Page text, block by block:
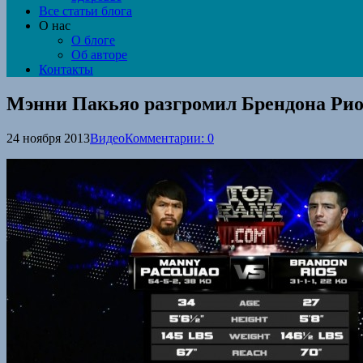
Все статьи блога
О нас
О блоге
Об авторе
Контакты
Мэнни Пакьяо разгромил Брендона
24 ноября 2013ВидеоКомментарии: 0